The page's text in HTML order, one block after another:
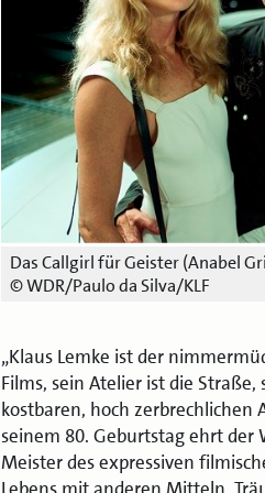
Das Callgirl für Geister (Anabel
© WDR/Paulo da Silva/KLF
„Klaus Lemke ist der
Films, sein Atelier ist die
kostbaren, hoch zerbrechlichen
seinem 80. Geburtstag ehrt der
Meister des expressiven